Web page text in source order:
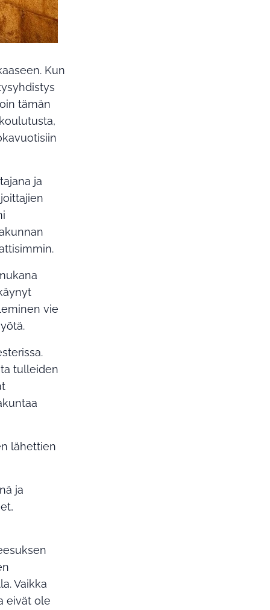
Kun
tämän
ja
vie
tulleiden
lähettien
ja
Vaikka
eivät ole